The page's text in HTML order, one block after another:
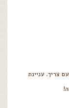
צריך. עניינת